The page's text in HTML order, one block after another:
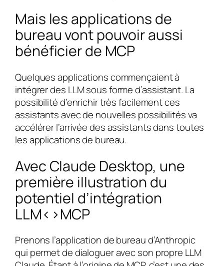
Mais les applications de
bureau vont pouvoir aussi
bénéficier de MCP
Quelques applications commençaient à
intégrer des LLM sous forme d’assistant. La
possibilité d’enrichir très facilement ces
assistants avec de nouvelles possibilités va
accélérer l’arrivée des assistants dans toutes
les applications de bureau.
Avec Claude Desktop, une
première illustration du
potentiel d’intégration
LLM<>MCP
Prenons l’application de bureau d’Anthropic
qui permet de dialoguer avec son propre LLM